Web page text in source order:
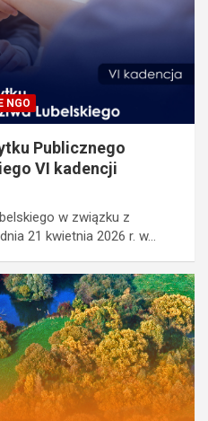
NGO
Publicznego
VI kadencji
w związku z
21 kwietnia 2026 r. w…